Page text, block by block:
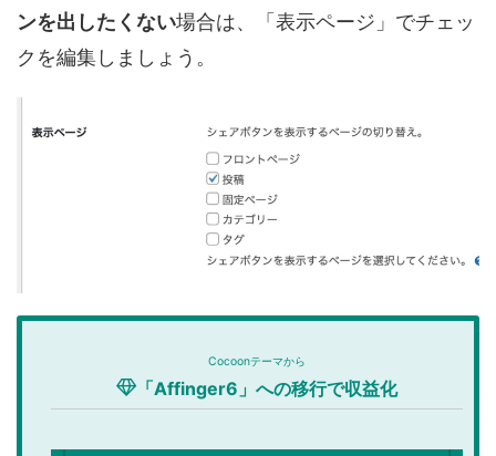
ンを出したくない場合は、
「表示ページ」でチェッ
クを編集しましょう。
Cocoonテーマから
「Affinger6」への移行で収益化